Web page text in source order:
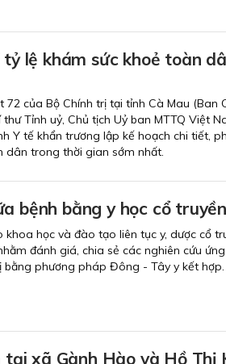
lệ khám sức khoẻ toàn
của Bộ Chính trị tại tỉnh Cà Mau (Ban
Tỉnh uỷ, Chủ tịch Uỷ ban MTTQ Việt
Y tế khẩn trương lập kế hoạch chi tiết,
dân trong thời gian sớm nhất.
bệnh bằng y học cổ truyền
học và đào tạo liên tục y, dược cổ
đánh giá, chia sẻ các nghiên cứu
phương pháp Đông - Tây y kết hợp.
xã Gành Hào và Hồ Thị